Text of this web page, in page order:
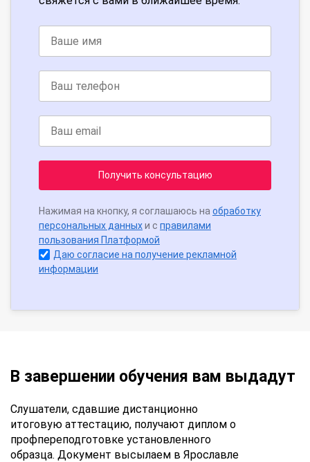
Получить консультацию
Нажимая на кнопку, я соглашаюсь на обработку
персональных данныхи с правилами
пользования Платформой
Даю согласие на получение рекламной
информации
В завершении обучения вам выдадут
Слушатели, сдавшие дистанционно
итоговую аттестацию, получают диплом о
профпереподготовке установленного
образца. Документ высылаем в Ярославле